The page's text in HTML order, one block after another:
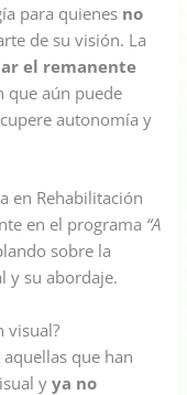
para quienes no
de su visión. La
el remanente
que aún puede
autonomía y
en Rehabilitación
en el programa “A
sobre la
y su abordaje.
visual?
aquellas que han
yya no